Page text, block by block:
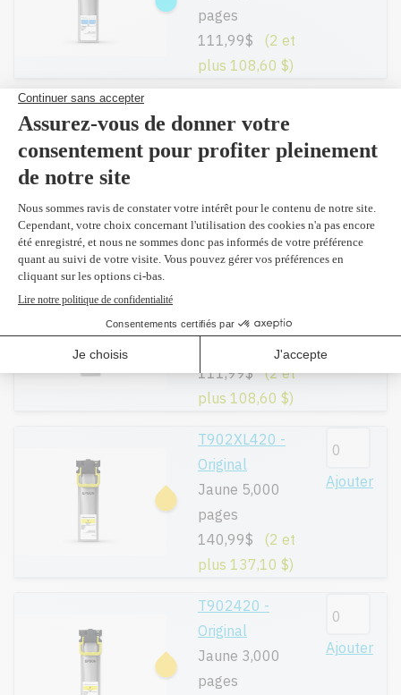
pages
111,99$
(2 et
plus 108,60 $)
Original
Magenta 5,000
140,99$ (2 et
plus 137,10 $)
Ajouter
Magenta 3,000
111,99$ (2 et
plus 108,60 $)
T902XL420 -
Original
Jaune 5,000
pages
140,99$
(2 et
plus 137,10 $)
Ajouter
T902420 -
Original
Jaune 3,000
pages
Ajouter